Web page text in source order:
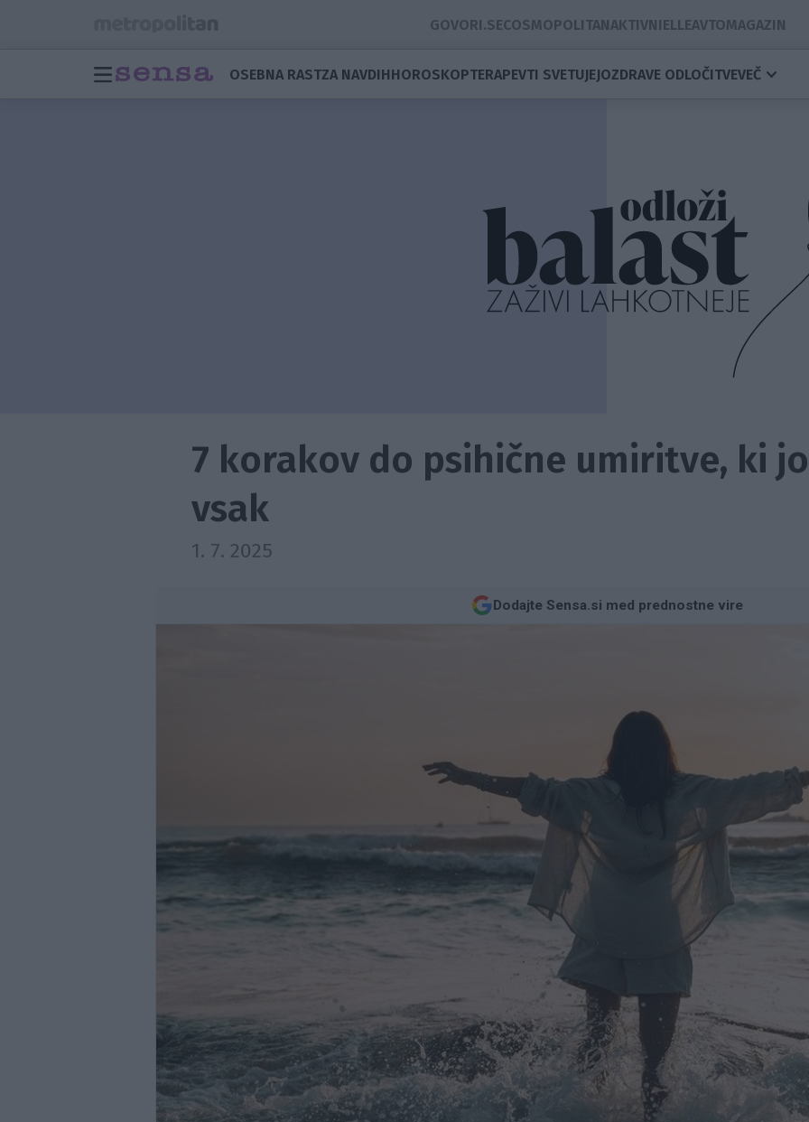
GOVORI.SECOSMOPOLITANAKTIVNIELLEAVTOMAGAZIN
OSEBNA RASTZA NAVDIHHOROSKOPTERAPEVTI SVETUJEJOZDRAVE ODLOČITVEVEČ
7 korakov do psihične umiritve, ki
vsak
1. 7. 2025
Dodajte Sensa.si med prednostne vire